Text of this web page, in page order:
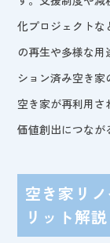
化プロジェクトな
の再生や多様な
ション済み空き
空き家が再利用さ
価値創出につなが
空き家リ
リット解説